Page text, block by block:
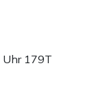
Uhr 179T